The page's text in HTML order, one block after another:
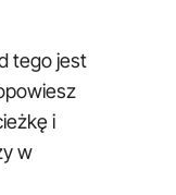
tego jest
i
w